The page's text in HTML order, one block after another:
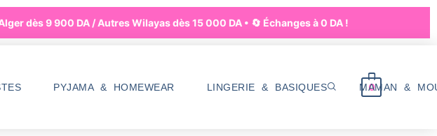
dès 9 900 DA / Autres Wilayas dès 15 000 DA • 🔄 Échanges à 0 DA !
PYJAMA & HOMEWEAR LINGERIE & BASIQUES MAMAN &
0